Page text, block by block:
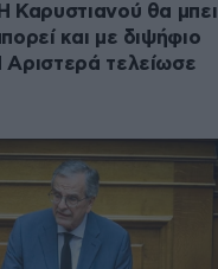
Καρυστιανού θα μπει
και με διψήφιο
τελείωσε